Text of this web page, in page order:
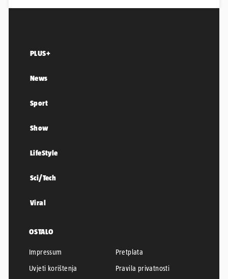
PLUS+
News
Sport
Show
LifeStyle
Sci/Tech
Viral
OSTALO
Impressum
Pretplata
Uvjeti korištenja
Pravila privatnosti